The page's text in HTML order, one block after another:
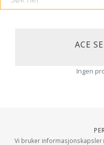
ACE
Ingen
Vi bruker informasjonskapsler